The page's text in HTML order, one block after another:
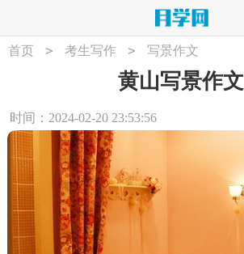
首页 > 考生写作 > 写景作文
黄山写景作文
时间：2024-02-20 23:53:56